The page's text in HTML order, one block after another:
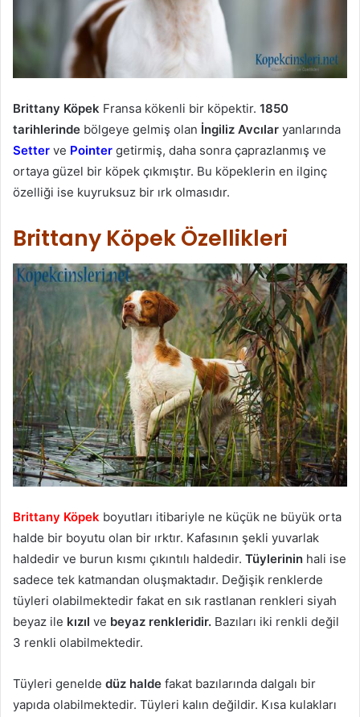
Brittany Köpek Fransa kökenli bir köpektir. 1850
tarihlerinde bölgeye gelmiş olan İngiliz Avcılar yanlarında
Setter ve Pointer getirmiş, daha sonra çaprazlanmış ve
ortaya güzel bir köpek çıkmıştır. Bu köpeklerin en ilginç
özelliği ise kuyruksuz bir ırk olmasıdır.
Brittany Köpek Özellikleri
Brittany Köpek boyutları itibariyle ne küçük ne büyük orta
halde bir boyutu olan bir ırktır. Kafasının şekli yuvarlak
haldedir ve burun kısmı çıkıntılı haldedir. Tüylerinin hali ise
sadece tek katmandan oluşmaktadır. Değişik renklerde
tüyleri olabilmektedir fakat en sık rastlanan renkleri siyah
beyaz ile kızıl ve beyaz renkleridir. Bazıları iki renkli değil
3 renkli olabilmektedir.
Tüyleri genelde düz halde fakat bazılarında dalgalı bir
yapıda olabilmektedir. Tüyleri kalın değildir. Kısa kulakları